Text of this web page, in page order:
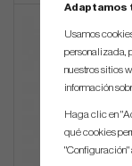
Adaptamos
Usamos
personalizada,
nuestros sitios
información
Haga clic en
qué cookies
"Configuración"